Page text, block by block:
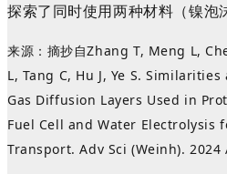
探索了同时使用两种材料（镍泡
来源 ： 摘抄自Zhang T, Meng L,
L, Tang C, Hu J, Ye S.
Gas Diffusion Layers Used in
Fuel Cell and Water Electrolysis
Transport. Adv Sci (Weinh). 2024